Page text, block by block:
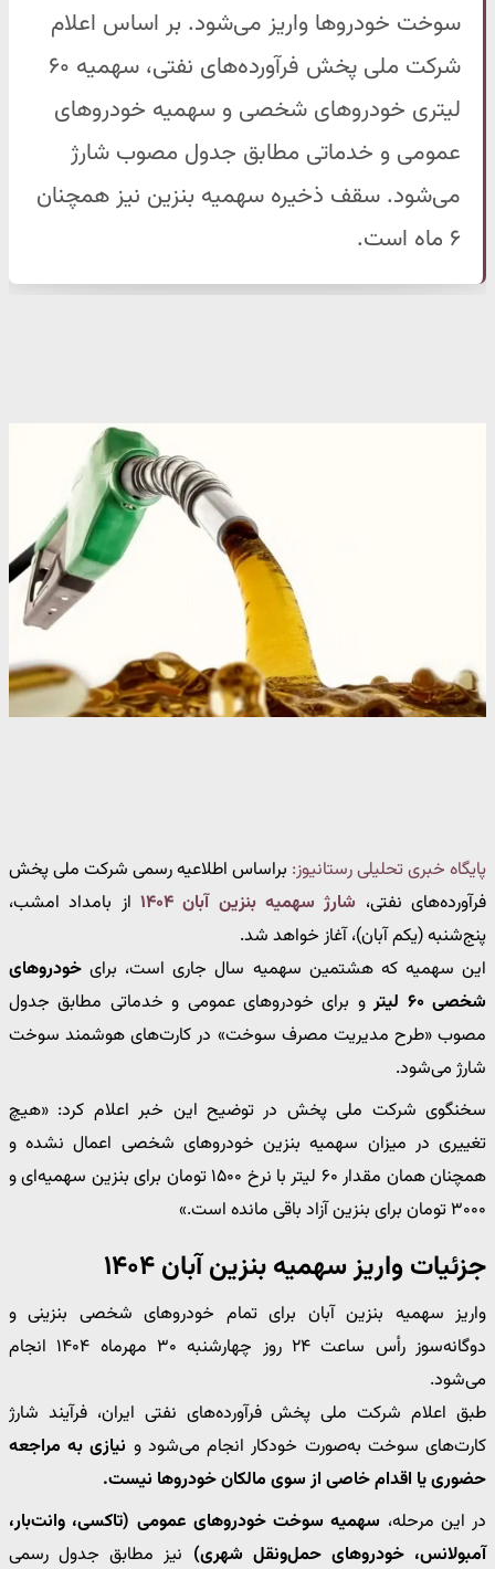
سوخت خودروها واریز می‌شود. بر اساس اعلام
شرکت ملی پخش فرآورده‌های نفتی، سهمیه ۶۰
لیتری خودروهای شخصی و سهمیه خودروهای
عمومی و خدماتی مطابق جدول مصوب شارژ
می‌شود. سقف ذخیره سهمیه بنزین نیز همچنان
۶ ماه است.
پایگاه خبری تحلیلی رستانیوز: براساس اطلاعیه رسمی شرکت ملی پخش
فرآورده‌های نفتی، شارژ سهمیه بنزین آبان ۱۴۰۴
از بامداد امشب،
پنج‌شنبه (یکم آبان)، آغاز خواهد شد.
این سهمیه که هشتمین سهمیه سال جاری است، برای خودروهای
شخصی ۶۰ لیتر
و برای خودروهای عمومی و خدماتی مطابق جدول
مصوب «طرح مدیریت مصرف سوخت» در کارت‌های هوشمند سوخت
شارژ می‌شود.
سخنگوی شرکت ملی پخش در توضیح این خبر اعلام کرد: «هیچ
تغییری در میزان سهمیه بنزین خودروهای شخصی اعمال نشده و
همچنان همان مقدار ۶۰ لیتر با نرخ ۱۵۰۰ تومان برای بنزین سهمیه‌ای و
۳۰۰۰ تومان برای بنزین آزاد باقی مانده است.»
جزئیات واریز سهمیه بنزین آبان ۱۴۰۴
واریز سهمیه بنزین آبان برای تمام خودروهای شخصی بنزینی و
دوگانه‌سوز رأس ساعت ۲۴ روز چهارشنبه ۳۰ مهرماه ۱۴۰۴ انجام
می‌شود.
طبق اعلام شرکت ملی پخش فرآورده‌های نفتی ایران، فرآیند شارژ
کارت‌های سوخت به‌صورت خودکار انجام می‌شود و نیازی به مراجعه
حضوری یا اقدام خاصی از سوی مالکان خودروها نیست.
در این مرحله، سهمیه سوخت خودروهای عمومی (تاکسی، وانت‌بار،
آمبولانس، خودروهای حمل‌ونقل شهری) نیز مطابق جدول رسمی